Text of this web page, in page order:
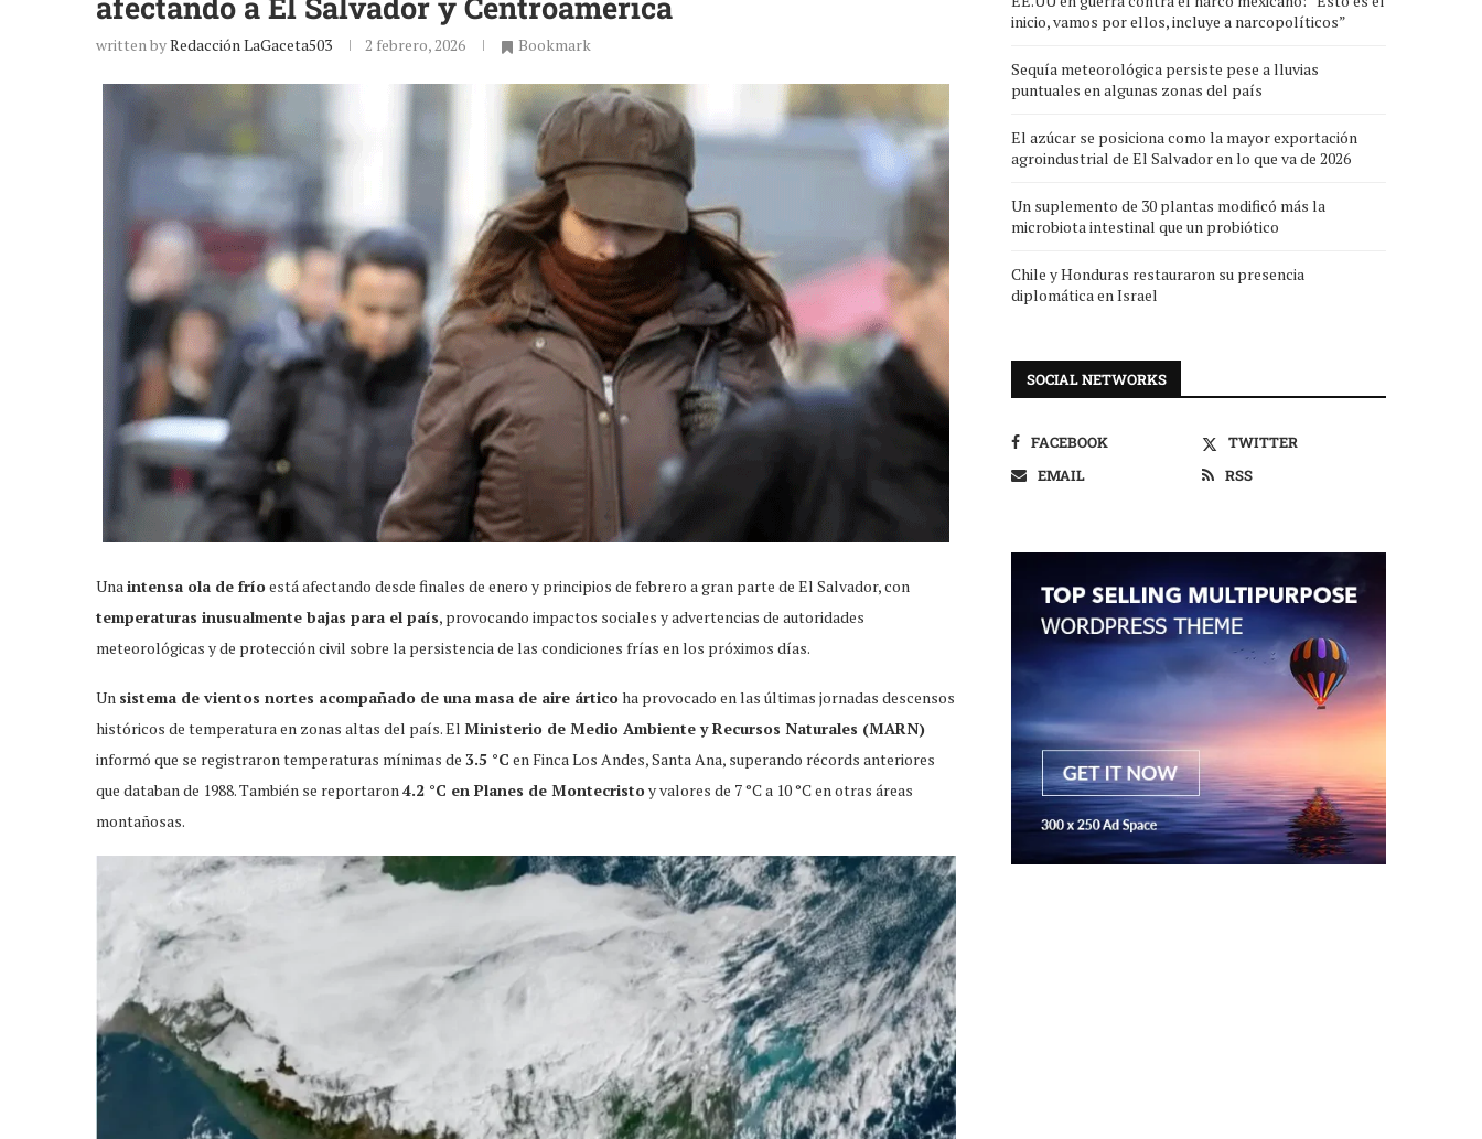
written byRedacción LaGaceta503 2 febrero, 2026 Bookmark
Unaintensa ola de fríoestá afectando desde finales de enero y principios de febrero a gran parte de El Salvador, con
temperaturas inusualmente bajas para el país, provocando impactos sociales y advertencias de autoridades
meteorológicas y de protección civil sobre la persistencia de las condiciones frías en los próximos días.
Un sistema de vientos nortes acompañado de una masa de aire árticoha provocado en las últimas jornadas descensos
históricos de temperatura en zonas altas del país. El Ministerio de Medio Ambiente y Recursos Naturales (MARN)
informó que se registraron temperaturas mínimas de 3.5 °C en Finca Los Andes, Santa Ana, superando récords anteriores
que databan de 1988. También se reportaron4.2 °C en Planes de Montecristoy valores de 7 °C a 10 °C en otras áreas
montañosas.
inicio, vamos por ellos, incluye a narcopolíticos”
Sequía meteorológica persiste pese a lluvias
puntuales en algunas zonas del país
El azúcar se posiciona como la mayor exportación
agroindustrial de El Salvador en lo que va de 2026
Un suplemento de 30 plantas modificó más la
microbiota intestinal que un probiótico
Chile y Honduras restauraron su presencia
diplomática en Israel
SOCIAL NETWORKS
FACEBOOK
TWITTER
EMAIL
RSS